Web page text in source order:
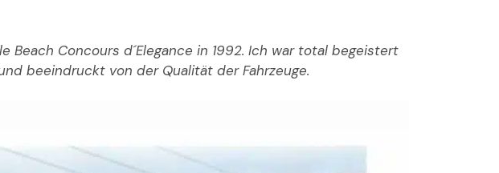
Beach Concours d´Elegance in 1992. Ich war total begeistert
beeindruckt von der Qualität der Fahrzeuge.